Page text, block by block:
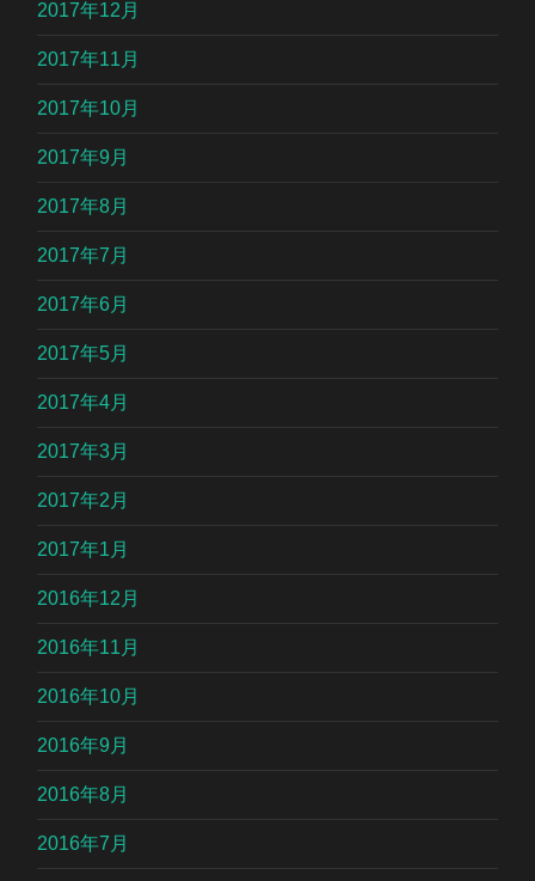
2017年12月
2017年11月
2017年10月
2017年9月
2017年8月
2017年7月
2017年6月
2017年5月
2017年4月
2017年3月
2017年2月
2017年1月
2016年12月
2016年11月
2016年10月
2016年9月
2016年8月
2016年7月